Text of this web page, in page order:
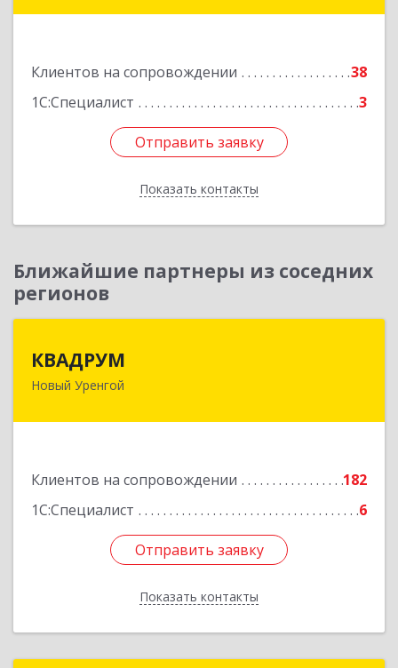
Клиентов на сопровождении
38
1С:Специалист
3
Отправить заявку
Показать контакты
Подробнее
Отправить заявку
Назад
Ближайшие партнеры из соседних
регионов
КВАДРУМ
Новый Уренгой
Клиентов на сопровождении
182
1С:Специалист
6
Отправить заявку
Показать контакты
629309, Ямало-Ненецкий АО, Новый Уренгой г,
Отправить заявку
Назад